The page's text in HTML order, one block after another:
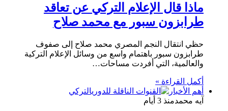
ماذا قال الإعلام التركي عن تعاقد
طرابزون سبور مع محمد صلاح
حظي انتقال النجم المصري محمد صلاح إلى صفوف
طرابزون سبور باهتمام واسع من وسائل الإعلام التركية
والعالمية، التي أفردت مساحات…
أكمل القراءة »
أهم الأخبار
آيه محمدمنذ 3 أيام